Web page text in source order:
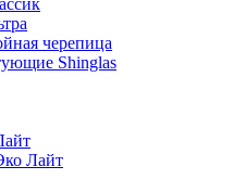
черепица
Shinglas
Лайт